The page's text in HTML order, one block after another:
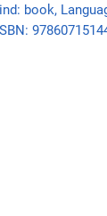
book,